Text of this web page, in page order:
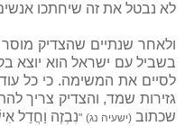
לא נבטל את זה שיחתכו
ולאחר שנתיים שהצדיק
בשביל עם ישראל הוא יוצא
לסיים את המשימה. כי כל
גזירות שמד, והצדיק צריך
שכתוב(ישעיה נג) "נִבְזֶה וַחֲדַל